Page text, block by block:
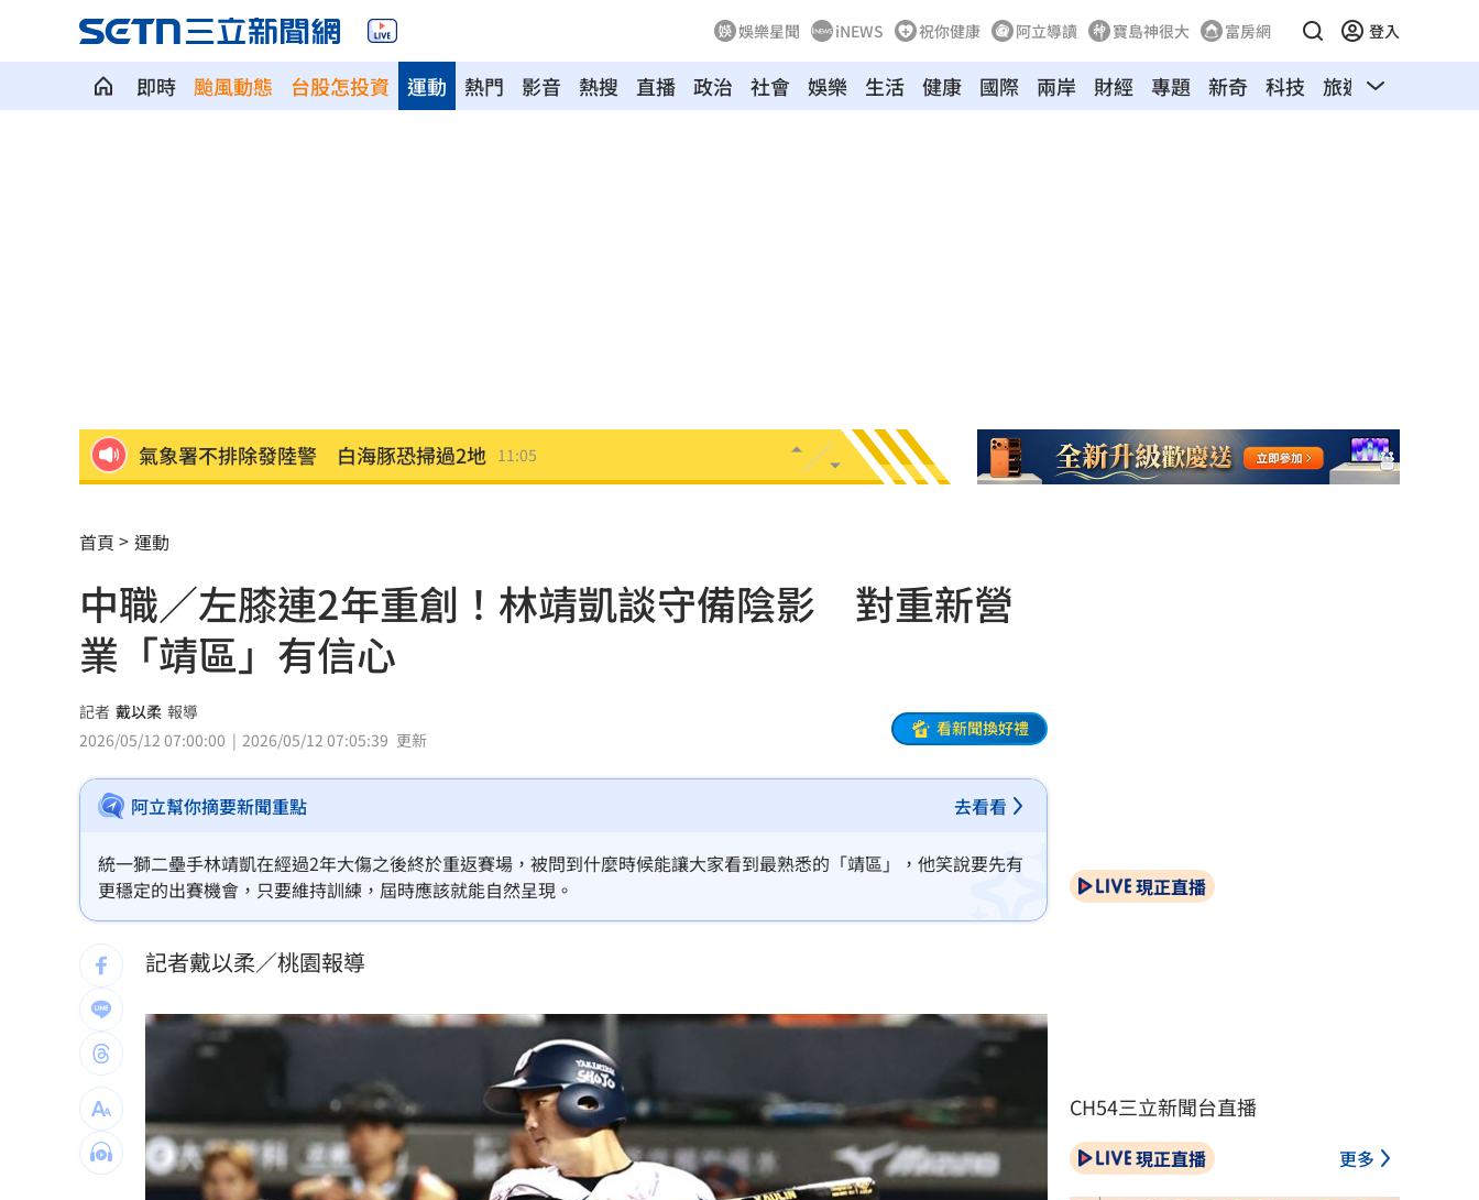
娛樂星聞 iNEWS 祝你健康 阿立導讀 寶島神很大 富房網 登入
即時 颱風動態 台股怎投資 熱門 影音 熱搜 直播 政治 社會 娛樂 生活 健康 國際 兩岸
運動 財經 專題 新奇 科技 旅遊 汽車
氣象署不排除發陸警 白海豚恐掃過2地 11:05
轟藍營5人造謠政客 林楚茵：出來道歉！
父異母兄弟鬧翻…踢出戶籍害他沒報到教召 11:01
獨／嘉盈嚮往台灣應援文化 香港跨海追夢
全聯中元節最強折扣來了！萬家福買1送1
aespa攻蛋推城市行銷 台北6大活動曝光
iPhone 18 Pro出不了？傳因「缺這貨」
疫苗真相曝陳實中要求道歉 蔣萬安這樣說 10:52
慈濟遭詐10.6億！醫「神比喻」眾一看秒懂
外野手接球相撞 深遠飛球彈出牆變2分砲 10:51
用戶注意！Gmail在2027年將「大砍3功能」 10:47
獨／詐10億囤黃金爆增值3倍：可望全拿回 10:46
台灣彩券開獎直播中 20:31
首頁 運動
中職／左膝連2年重創！林靖凱談守備陰影 對重新營
業「靖區」有信心
記者 戴以柔 報導
2026/05/12 07:00:00
2026/05/12 07:05:39 更新
看新聞換好禮
阿立幫你摘要新聞重點 去看看
統一獅二壘手林靖凱在經過2年大傷之後終於重返賽場，被問到什麼時候能讓大家看到最熟悉的「靖區」，他笑說要先有
更穩定的出賽機會，只要維持訓練，屆時應該就能自然呈現。
記者戴以柔／桃園報導
現正直播
CH54三立新聞台直播
現正直播 更多